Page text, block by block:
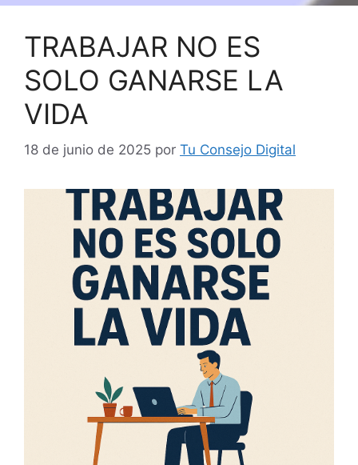
TRABAJAR NO ES
SOLO GANARSE LA
VIDA
18 de junio de 2025 por Tu Consejo Digital